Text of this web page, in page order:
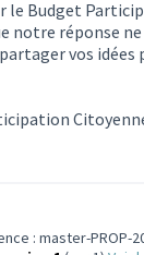
le Budget
notre réponse
vos
: master-PROP-